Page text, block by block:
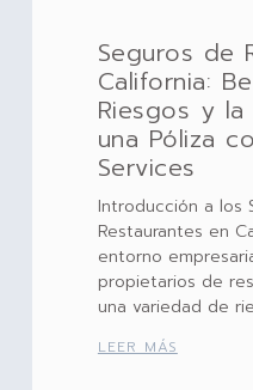
Seguros de
California:
Riesgos y
una Póliza
Services
Introducción a los
Restaurantes en
entorno
propietarios de
una variedad de
LEER MÁS